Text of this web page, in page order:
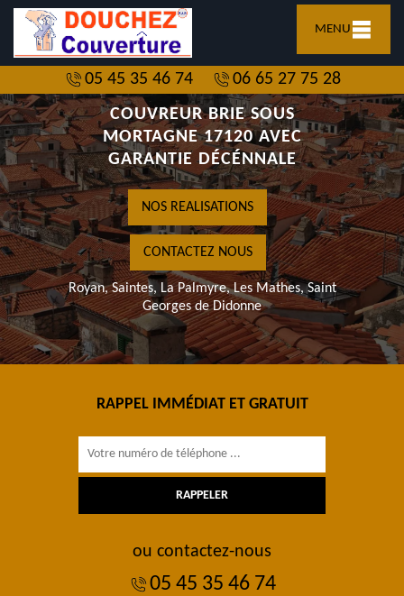
MENU
05 45 35 46 74
06 65 27 75 28
COUVREUR BRIE SOUS
MORTAGNE 17120 AVEC
GARANTIE DÉCÉNNALE
NOS REALISATIONS
CONTACTEZ NOUS
Royan, Saintes, La Palmyre, Les Mathes, Saint
Georges de Didonne
RAPPEL IMMÉDIAT ET GRATUIT
ou contactez-nous
05 45 35 46 74